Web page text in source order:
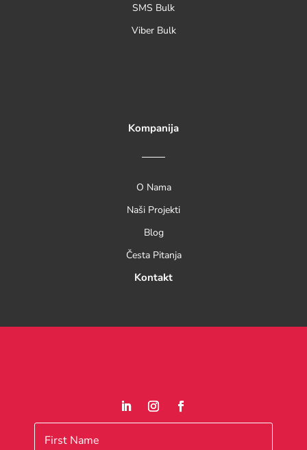
SMS Bulk
Viber Bulk
Kompanija
O Nama
Naši Projekti
Blog
Česta Pitanja
Kontakt